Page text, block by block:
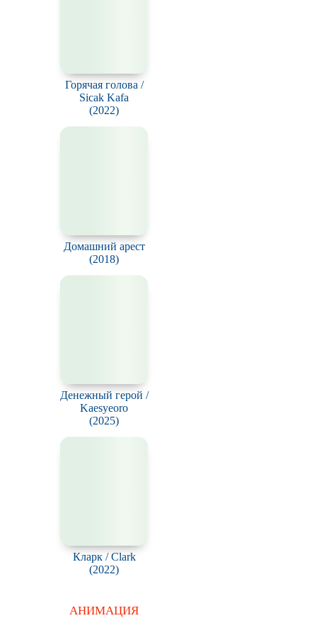
Кларк / Clark